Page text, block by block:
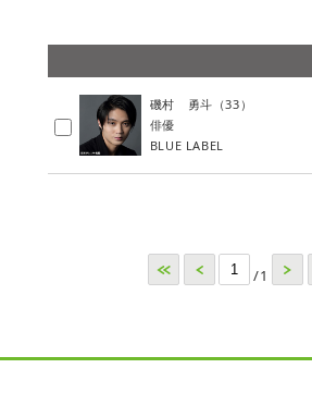
磯村 勇斗 （33）
俳優
BLUE LABEL
/1
> >>